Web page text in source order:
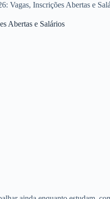
Vagas, Inscrições Abertas e
Abertas e Salários